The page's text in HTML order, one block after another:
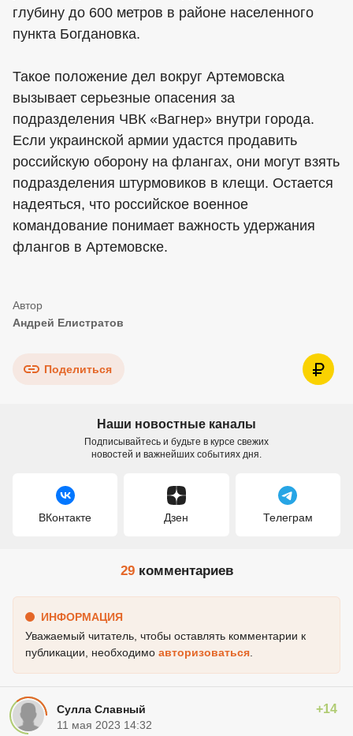
глубину до 600 метров в районе населенного
пункта Богдановка.
Такое положение дел вокруг Артемовска
вызывает серьезные опасения за
подразделения ЧВК «Вагнер» внутри города.
Если украинской армии удастся продавить
российскую оборону на флангах, они могут взять
подразделения штурмовиков в клещи. Остается
надеяться, что российское военное
командование понимает важность удержания
флангов в Артемовске.
Андрей Елистратов
Поделиться
Наши новостные каналы
Подписывайтесь и будьте в курсе свежих
новостей и важнейших событиях дня.
ВКонтакте Дзен Телеграм
29комментариев
ИНФОРМАЦИЯ
Уважаемый читатель, чтобы оставлять комментарии к
публикации, необходимо авторизоваться
Сулла Славный +14
11 мая 2023 14:32